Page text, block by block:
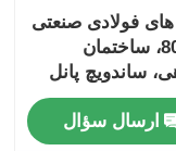
فولادی صنعتی
80x160، ساختمان
ساندویچ پانل
ارسال سؤال